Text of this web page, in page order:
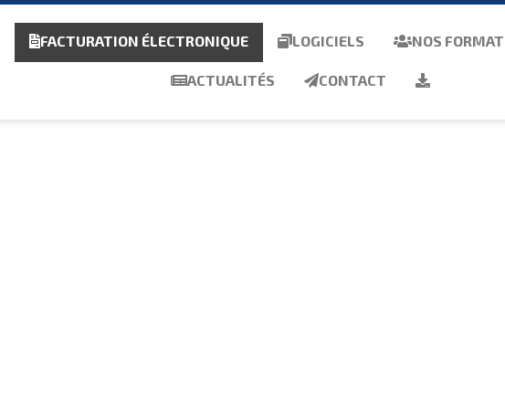
FACTURATION ÉLECTRONIQUE LOGICIELS NOS
ACTUALITÉS CONTACT